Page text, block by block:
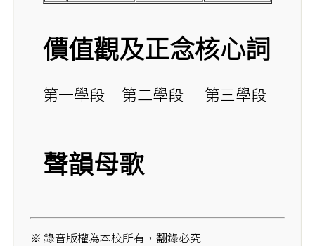
價值觀及正念核心詞
第一學段 第二學段 第三學段
聲韻母歌
※ 錄音版權為本校所有，翻錄必究